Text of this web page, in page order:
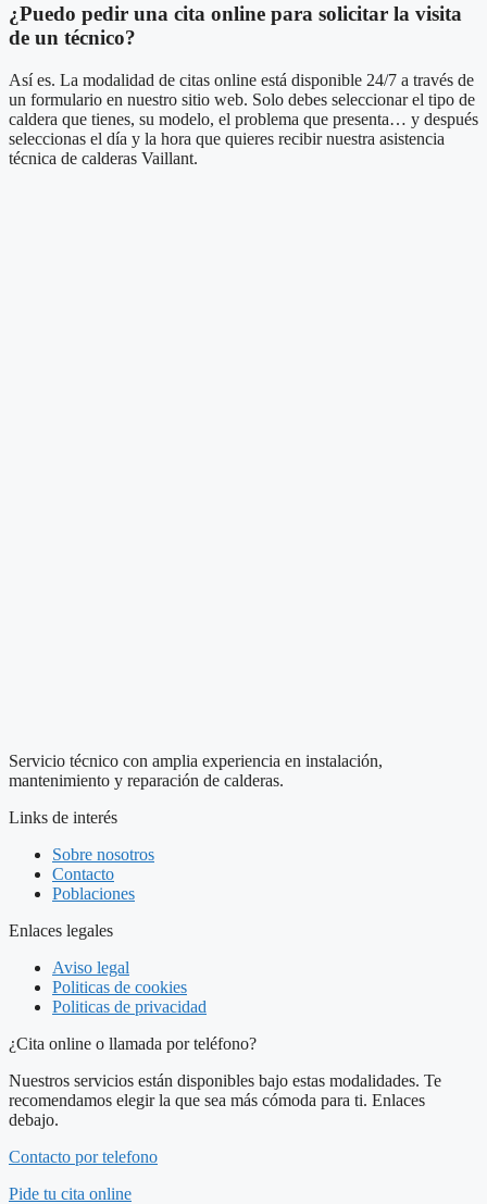
¿Puedo pedir una cita online para solicitar la visita
de un técnico?
Así es. La modalidad de citas online está disponible 24/7 a través de
un formulario en nuestro sitio web. Solo debes seleccionar el tipo de
caldera que tienes, su modelo, el problema que presenta… y después
seleccionas el día y la hora que quieres recibir nuestra asistencia
técnica de calderas Vaillant.
Servicio técnico con amplia experiencia en instalación,
mantenimiento y reparación de calderas.
Links de interés
Sobre nosotros
Contacto
Poblaciones
Enlaces legales
Aviso legal
Politicas de cookies
Politicas de privacidad
¿Cita online o llamada por teléfono?
Nuestros servicios están disponibles bajo estas modalidades. Te
recomendamos elegir la que sea más cómoda para ti. Enlaces
debajo.
Contacto por telefono
Pide tu cita online